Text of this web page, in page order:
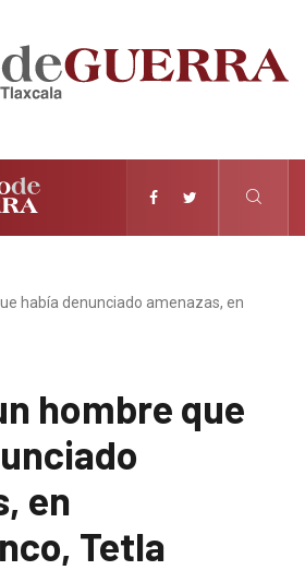
había denunciado amenazas, en
hombre que
en
Tetla